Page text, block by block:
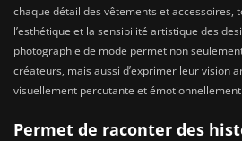
chaque détail des vêtements et accessoires,
l’esthétique et la sensibilité artistique des
photographie de mode permet non
créateurs, mais aussi d’exprimer leur vision
visuellement percutante et
Permet de raconter des